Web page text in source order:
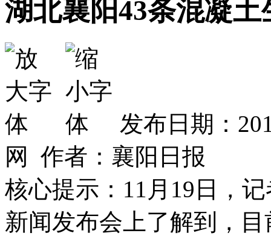
湖北襄阳43条混凝
发布日期：
网 作者：襄阳日报
核心提示：11月19日，
新闻发布会上了解到，